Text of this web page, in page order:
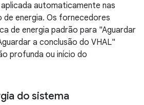
automaticamente nas
energia. Os fornecedores
de energia padrão para "Aguardar
a conclusão do VHAL"
profunda ou início do
do sistema